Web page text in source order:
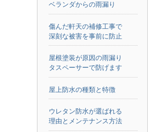
ベランダからの雨漏り
傷んだ軒天の補修工事で
深刻な被害を事前に防止
屋根塗装が原因の雨漏り
タスペーサーで防げます
屋上防水の種類と特徴
ウレタン防水が選ばれる
理由とメンテナンス方法